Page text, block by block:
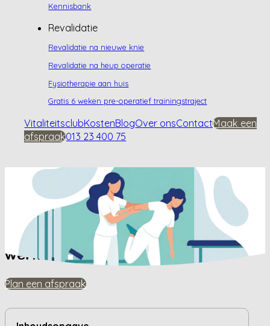
Kennisbank
Revalidatie
Revalidatie na nieuwe knie
Revalidatie na heup operatie
Fysiotherapie aan huis
Gratis 6 weken pre-operatief trainingstraject
VitaliteitsclubKostenBlogOver onsContactMaak een
afspraak013 23 400 75
/Kennisbank /
Kan je met heupartrose
blijven werken?
Kan je met heupartrose blijven
werken?
Plan een afspraak